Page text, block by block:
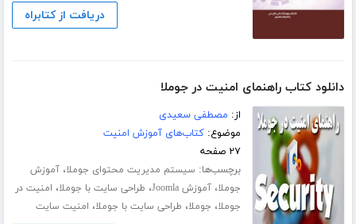
دریافت از کتابراه
دانلود کتاب راهنمای امنیت در جوملا
از: مصطفی سعیدی
موضوع:کتاب‌های آموزش امنیت
۲۷ صفحه
برچسب‌ها: سیستم مدیریت محتوای جوملا،آموزش
جوملا،آموزش Joomla ، طراحی سایت با جوملا، امنیت در
جوملا، جوملا، طراحی سایت با جوملا، امنیت سایت